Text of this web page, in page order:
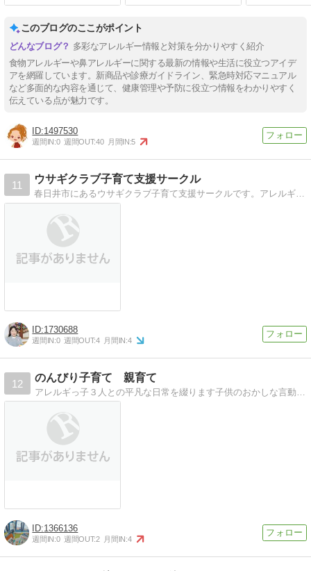
このブログのここがポイント
多彩なアレルギー情報と対策を分かりやすく紹介
食物アレルギーや鼻アレルギーに関する最新の情報や生活に役立つアイデ
アを網羅しています。新商品や診療ガイドライン、緊急時対応マニュアル
など多面的な内容を通じて、健康管理や予防に役立つ情報をわかりやすく
伝えている点が魅力です。
1497530
週間IN:0 週間OUT:40 月間IN:5
11
ウサギクラブ子育て支援サークル
春日井市にあるウサギクラブ子育て支援サークルです。アレルギーや発達の遅れなどでこどもの育児に悩みがあるお母さんのメンタルを支える会です。
1730688
週間IN:0 週間OUT:4 月間IN:4
12
のんびり子育て 親育て
1366136
週間IN:0 週間OUT:2 月間IN:4